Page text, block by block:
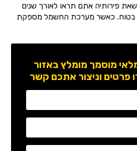
פירותיה אתם תראו לאורך שנים
בטוח. כאשר מערכת החשמל מספקת
מוסמך מומלץ באזור
פרטים וניצור אתכם קשר